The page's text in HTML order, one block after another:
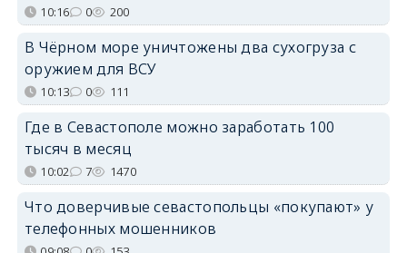
10:16 0 200
В Чёрном море уничтожены два сухогруза с
оружием для ВСУ
10:13 0 111
Где в Севастополе можно заработать 100
тысяч в месяц
10:02 7 1470
Что доверчивые севастопольцы «покупают» у
телефонных мошенников